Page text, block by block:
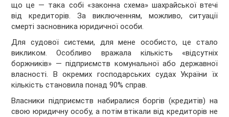
що це — така собі «законна схема» шахрайської втечі
від кредиторів. За виключенням, можливо, ситуації
смерті засновника юридичної особи.
Для судової системи, для мене особисто, це стало
викликом. Особливо вражала кількість «відсутніх
боржників» — підприємств комунальної або державної
власності. В окремих господарських судах України їх
кількість становила понад 90% справ.
Власники підприємств набиралися боргів (кредитів) на
свою юридичну особу, а потім втікали від кредиторів не